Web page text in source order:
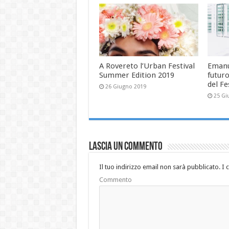
A Rovereto l’Urban Festival
Summer Edition 2019
26 Giugno 2019
del
25
Lascia un commento
Il tuo indirizzo email non sarà pubblicato.I
Commento